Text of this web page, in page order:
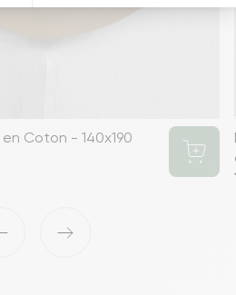
Coton - 140x190
›